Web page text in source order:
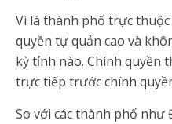
Vì là thành phố trực
quyền tự quản cao và
kỳ tỉnh nào. Chính quyền
trực tiếp trước chính
So với các thành phố